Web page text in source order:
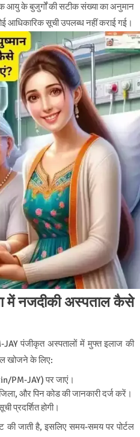
आयु के बुजुर्गों की सटीक संख्या का अनुमान
आधिकारिक सूची उपलब्ध नहीं कराई गई।
में नजदीकी अस्पताल कैसे
JAY पंजीकृत अस्पतालों में मुफ्त इलाज की
खोजने के लिए:
PM-JAY) पर जाएं।
और पिन कोड की जानकारी दर्ज करें।
प्रदर्शित होगी।
जाती है, इसलिए समय-समय पर पोर्टल